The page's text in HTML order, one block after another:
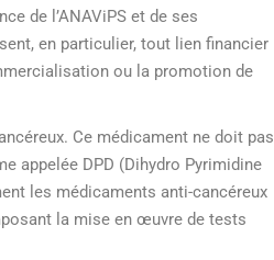
de l’ANAViPS et de ses
en particulier, tout lien financier
ou la promotion de
Ce médicament ne doit pas
appelée DPD (Dihydro Pyrimidine
les médicaments anti-cancéreux
la mise en œuvre de tests